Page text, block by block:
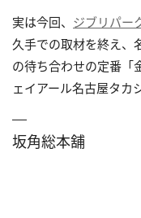
実は今回、 ジブリパー
久手での取材を終え、
の待ち合わせの定番「
ェイアール名古屋タカ
坂角総本舖